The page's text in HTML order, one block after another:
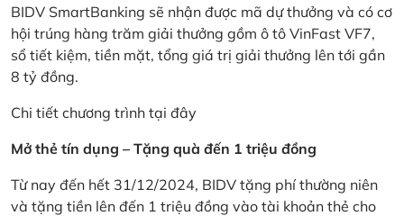
BIDV SmartBanking sẽ nhận được mã dự thưởng và có cơ
hội trúng hàng trăm giải thưởng gồm ô tô VinFast VF7,
sổ tiết kiệm, tiền mặt, tổng giá trị giải thưởng lên tới gần
8 tỷ đồng.
Chi tiết chương trình tại đây
Mở thẻ tín dụng – Tặng quà đến 1 triệu đồng
Từ nay đến hết 31/12/2024, BIDV tặng phí thường niên
và tặng tiền lên đến 1 triệu đồng vào tài khoản thẻ cho